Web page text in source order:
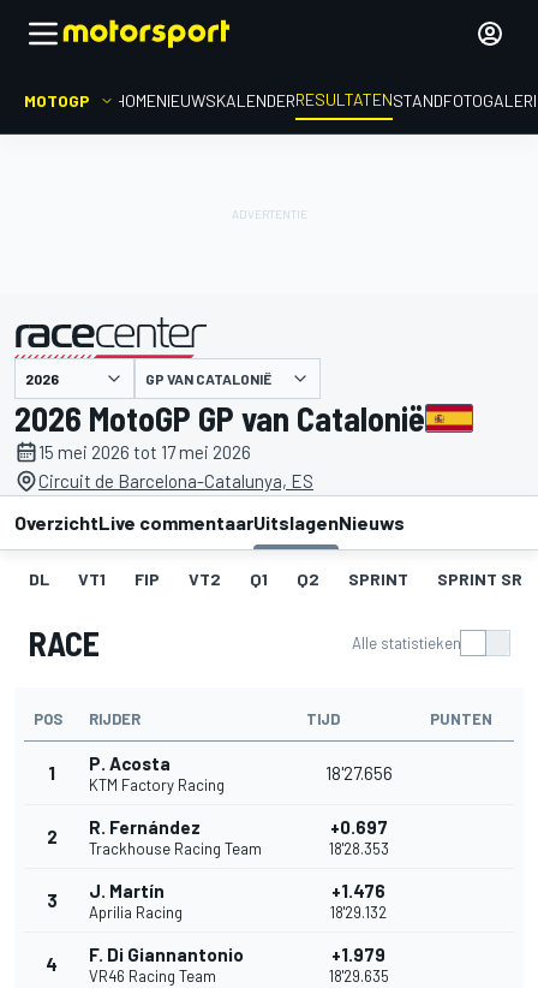
MOTOGP HOMENIEUWSKALENDERRESULTATENSTAND
gepresenteerd door GP VAN CATALONIË
2026 MotoGP GP van Catalonië
15 mei 2026 tot 17 mei 2026
Circuit de Barcelona-Catalunya, ES
OverzichtLive commentaarUitslagenNieuws
DL VT1 FIP VT2 Q1 Q2 SPRINT SPRINT SR
RACE Alle statistieken
POS RIJDER TIJD PUNTEN
1 P. Acosta
KTM Factory Racing
18'27.656
2 R. Fernández
Trackhouse Racing Team
+0.697
18'28.353
3 J. Martín
Aprilia Racing
+1.476
18'29.132
4 F. Di Giannantonio
VR46 Racing Team
+1.979
18'29.635